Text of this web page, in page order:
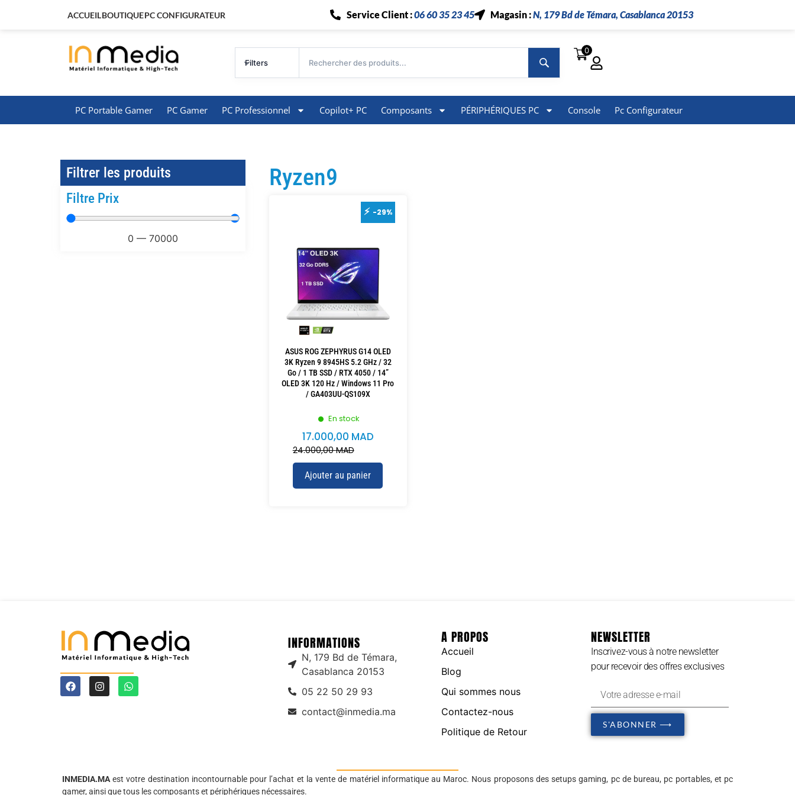
ACCUEILBOUTIQUEPC CONFIGURATEUR Service Client :06 60 35 23 45 Magasin :N, 179 Bd de Témara, Casablanca 20153
Filters Rechercher
0
PC Portable Gamer PC Gamer PC Professionnel Copilot+ PC Composants PÉRIPHÉRIQUES PC Console Pc Configurateur
Filtrer les produits
Filtre Prix
0 — 70000
Ryzen9
-29%
En stock
ASUS ROG ZEPHYRUS G14 OLED
3K Ryzen 9 8945HS 5.2 GHz / 32
Go / 1 TB SSD / RTX 4050 / 14”
OLED 3K 120 Hz / Windows 11 Pro
/ GA403UU-QS109X
24.000,00MAD
17.000,00 MAD
Ajouter au panier
INFORMATIONS
N, 179 Bd de Témara,
Casablanca 20153
05 22 50 29 93
contact@inmedia.ma
A PROPOS
Accueil
Blog
Qui sommes nous
Contactez-nous
Politique de Retour
NEWSLETTER
Inscrivez-vous à notre newsletter
pour recevoir des offres exclusives
S'ABONNER ⟶
INMEDIA.MA est votre destination incontournable pour l’achat et la vente de matériel informatique au Maroc. Nous proposons des setups gaming, pc de bureau, pc portables, et pc
gamer, ainsi que tous les composants et périphériques nécessaires.